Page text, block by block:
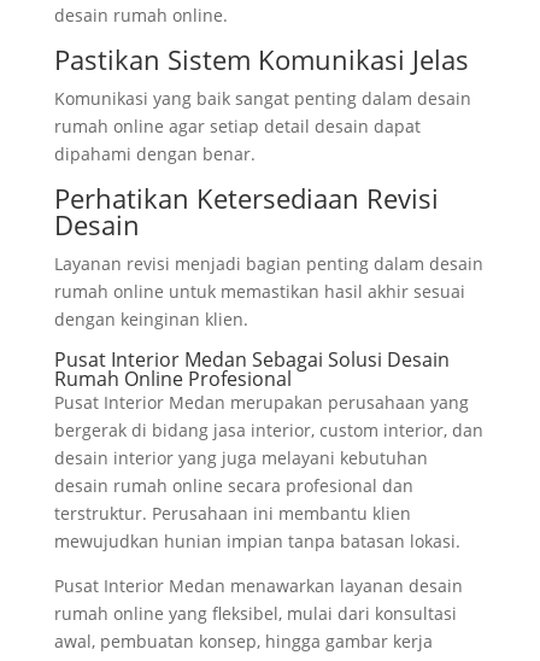
desain rumah online.
Pastikan Sistem Komunikasi Jelas
Komunikasi yang baik sangat penting dalam desain
rumah online agar setiap detail desain dapat
dipahami dengan benar.
Perhatikan Ketersediaan Revisi
Desain
Layanan revisi menjadi bagian penting dalam desain
rumah online untuk memastikan hasil akhir sesuai
dengan keinginan klien.
Pusat Interior Medan Sebagai Solusi Desain
Rumah Online Profesional
Pusat Interior Medan merupakan perusahaan yang
bergerak di bidang jasa interior, custom interior, dan
desain interior yang juga melayani kebutuhan
desain rumah online secara profesional dan
terstruktur. Perusahaan ini membantu klien
mewujudkan hunian impian tanpa batasan lokasi.
Pusat Interior Medan menawarkan layanan desain
rumah online yang fleksibel, mulai dari konsultasi
awal, pembuatan konsep, hingga gambar kerja